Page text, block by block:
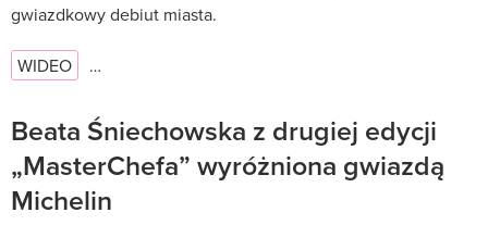
gwiazdkowy debiut miasta.
WIDEO …
Beata Śniechowska z drugiej edycji
„MasterChefa” wyróżniona gwiazdą
Michelin